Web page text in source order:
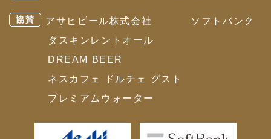
協賛 アサヒビール株式会社
ソフトバンク
ダスキンレントオール
DREAM BEER
ネスカフェ ドルチェ グスト
プレミアムウォーター